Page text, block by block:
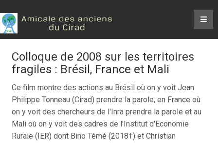
Colloque de 2008 sur les territoires
fragiles : Brésil, France et Mali
Ce film montre des actions au Brésil où on y voit Jean
Philippe Tonneau (Cirad) prendre la parole, en France où
on y voit des chercheurs de l'Inra prendre la parole et au
Mali où on y voit des cadres de l'Institut d'Economie
Rurale (IER) dont Bino Témé (2018†) et Christian